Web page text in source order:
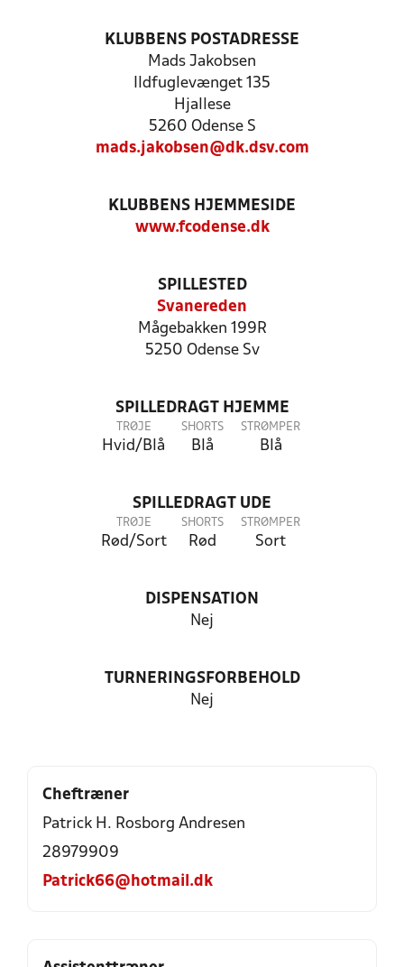
KLUBBENS POSTADRESSE
Mads Jakobsen
Ildfuglevænget 135
Hjallese
5260 Odense S
mads.jakobsen@dk.dsv.com
KLUBBENS HJEMMESIDE
www.fcodense.dk
SPILLESTED
Svanereden
Mågebakken 199R
5250 Odense Sv
SPILLEDRAGT HJEMME
TRØJE
Hvid/Blå
SHORTS
Blå
STRØMPER
Blå
SPILLEDRAGT UDE
TRØJE
Rød/Sort
SHORTS
Rød
STRØMPER
Sort
DISPENSATION
Nej
TURNERINGSFORBEHOLD
Nej
Cheftræner
Patrick H. Rosborg Andresen
28979909
Patrick66@hotmail.dk